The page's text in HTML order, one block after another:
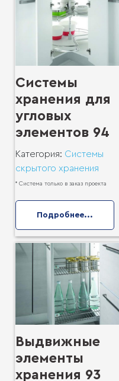
Системы
хранения для
угловых
элементов 94
Категория: Системы
скрытого хранения
* Система только в заказ проекта
Подробнее...
Выдвижные
элементы
хранения 93